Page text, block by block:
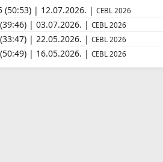
(50:53) | 12.07.2026. | CEBL 2026
| 03.07.2026. | CEBL 2026
| 22.05.2026. | CEBL 2026
| 16.05.2026. | CEBL 2026